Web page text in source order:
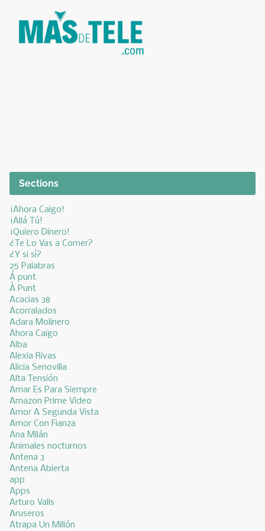
Sections
¡Ahora Caigo!
¡Allá Tú!
¡Quiero Dinero!
¿Te Lo Vas a Comer?
¿Y si sí?
25 Palabras
Á punt
À Punt
Acacias 38
Acorralados
Adara Molinero
Ahora Caigo
Alba
Alexia Rivas
Alicia Senovilla
Alta Tensión
Amar Es Para Siempre
Amazon Prime Video
Amor A Segunda Vista
Amor Con Fianza
Ana Milán
Animales nocturnos
Antena 3
Antena Abierta
app
Apps
Arturo Valls
Aruseros
Atrapa Un Millón